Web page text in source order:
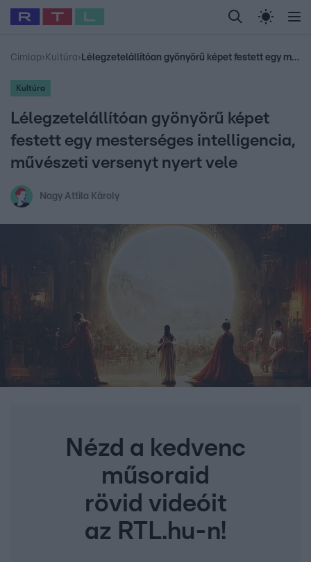
Legfrissebb RTL Híradó Randi Celeb vagyok,
Babits Marcella Most Wanted Gallusz
Címlap› Kultúra› Lélegzetelállítóan gyönyörű képet festett egy mesterséges intelligencia, művészeti versenyt nyert vele
Kultúra
Lélegzetelállítóan gyönyörű képet
festett egy mesterséges intelligencia,
művészeti versenyt nyert vele
Nagy Attila Károly
Nézd a kedvenc
műsoraid
rövid videóit
az RTL.hu-n!